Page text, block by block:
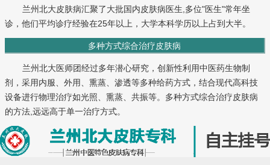
兰州北大皮肤病汇聚了大批国内皮肤病医生,多位"医生"常年坐
诊，他们平均诊疗经验在25年以上，大学本科学历以上占到大半。
多种方式综合治疗皮肤病
兰州北大医师团经过多年潜心研究，创新性利用中医药生物制
剂，采用内服、外用、熏蒸、渗透等多种给药方式，结合现代高科技
设备进行物理治疗如光照、熏蒸、共振等。多种方式综合治疗皮肤病
的方法,远远高于单一治疗方式。